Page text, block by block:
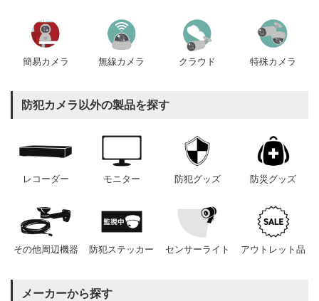
簡易カメラ 無線カメラ クラウド 特殊カメラ
防犯カメラ以外の製品を探す
レコーダー モニター 防犯グッズ 防災グッズ
その他周辺機器 防犯ステッカー センサーライト アウトレット品
メーカーから探す